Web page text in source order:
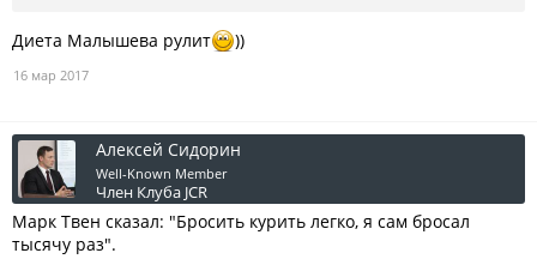
Диета Малышева рулит ))
16 мар 2017
Алексей Сидорин
Well-Known Member
Член Клуба JCR
Марк Твен сказал: "Бросить курить легко, я сам бросал
тысячу раз".